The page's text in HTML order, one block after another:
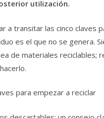
utilización.
a transitar las cinco claves
es el que no se genera.
de materiales reciclables;
para empezar a reciclar